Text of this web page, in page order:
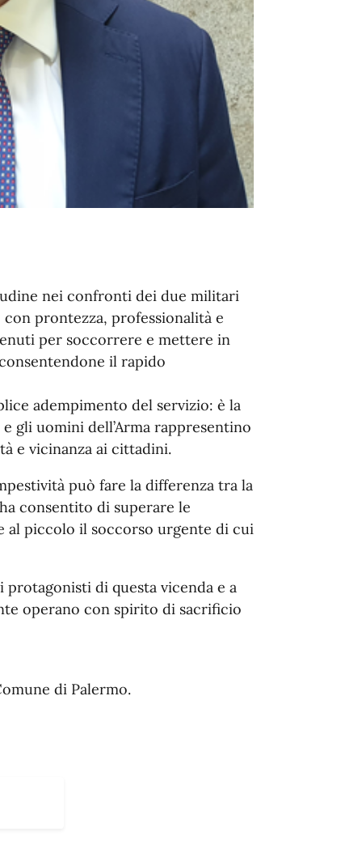
nei confronti dei due militari
con prontezza, professionalità e
per soccorrere e mettere in
il rapido
adempimento del servizio: è la
gli uomini dell’Arma rappresentino
e vicinanza ai cittadini.
può fare la differenza tra la
consentito di superare le
piccolo il soccorso urgente di cui
di questa vicenda e a
operano con spirito di sacrificio
di Palermo.